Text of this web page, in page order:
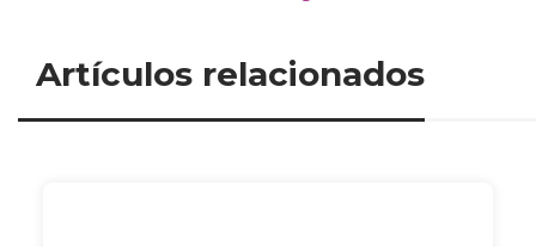
Artículos relacionados